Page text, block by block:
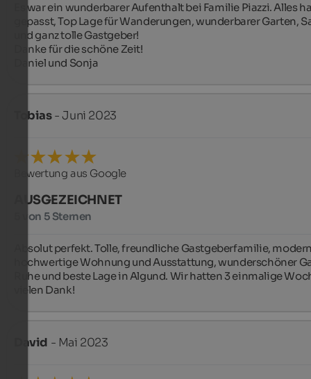
Es war ein wunderbarer Aufenthalt bei Familie Piazzi. Alles
gepasst, Top Lage für Wanderungen, wunderbarer Garten,
und ganz tolle Gastgeber!
Danke für die schöne Zeit!
Daniel und Sonja
Tobias- Juni 2023
Bewertung aus Google
AUSGEZEICHNET
5 von 5 Sternen
Absolut perfekt. Tolle, freundliche Gastgeberfamilie,
hochwertige Wohnung und Ausstattung, wunderschöner
Ruhe und beste Lage in Algund. Wir hatten 3 einmalige
vielen Dank!
David - Mai 2023